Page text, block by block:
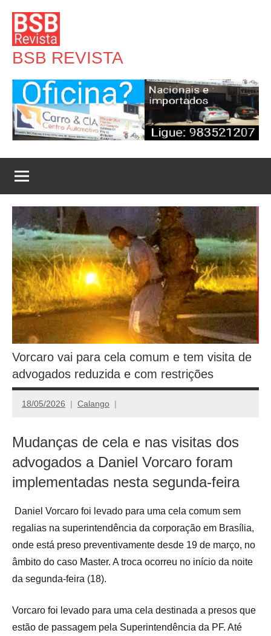
para
conteúdo
BSB REVISTA
Vorcaro vai para cela comum e tem visita de
advogados reduzida e com restrições
18/05/2026 Calango
Mudanças de cela e nas visitas dos
advogados a Daniel Vorcaro foram
implementadas nesta segunda-feira
Daniel Vorcaro foi levado para uma cela comum sem
regalias na superintendência da corporação em Brasília,
onde está preso preventivamente desde 19 de março, no
âmbito do caso Master. A troca ocorreu no início da noite
da segunda-feira (18).
Vorcaro foi levado para uma cela destinada a presos que
estão de passagem pela Superintendência da PF. Até